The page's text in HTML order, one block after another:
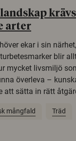
arter
ekar i sin
blir
mycket livsmiljö
överleva –
att sätta in rätt
mångfald Träd